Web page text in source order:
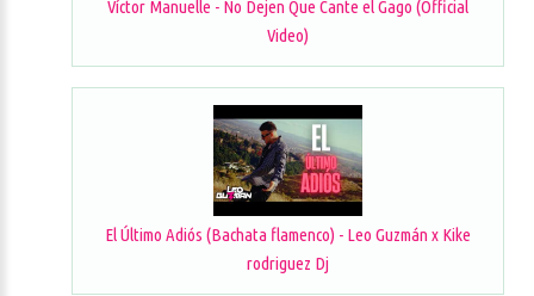
Víctor Manuelle - No Dejen Que Cante el Gago (Official
Video)
El Último Adiós (Bachata flamenco) - Leo Guzmán x Kike
rodriguez Dj